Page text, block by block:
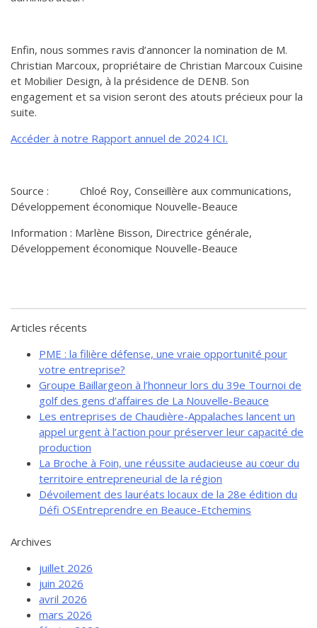
Enfin, nous sommes ravis d’annoncer la nomination de M.
Christian Marcoux, propriétaire de Christian Marcoux Cuisine
et Mobilier Design, à la présidence de DENB. Son
engagement et sa vision seront des atouts précieux pour la
suite.
Accéder à notre Rapport annuel de 2024 ICI.
Source : Chloé Roy, Conseillère aux communications,
Développement économique Nouvelle-Beauce
Information : Marlène Bisson, Directrice générale,
Développement économique Nouvelle-Beauce
Articles récents
PME : la filière défense, une vraie opportunité pour
votre entreprise?
Groupe Baillargeon à l’honneur lors du 39e Tournoi de
golf des gens d’affaires de La Nouvelle-Beauce
Les entreprises de Chaudière-Appalaches lancent un
appel urgent à l’action pour préserver leur capacité de
production
La Broche à Foin, une réussite audacieuse au cœur du
territoire entrepreneurial de la région
Dévoilement des lauréats locaux de la 28e édition du
Défi OSEntreprendre en Beauce-Etchemins
Archives
juillet 2026
juin 2026
avril 2026
mars 2026